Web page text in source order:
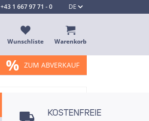
DE
+43 1 667 97 71 - 0
Wunschliste Warenkorb
% ZUM ABVERKAUF
KOSTENFREIE